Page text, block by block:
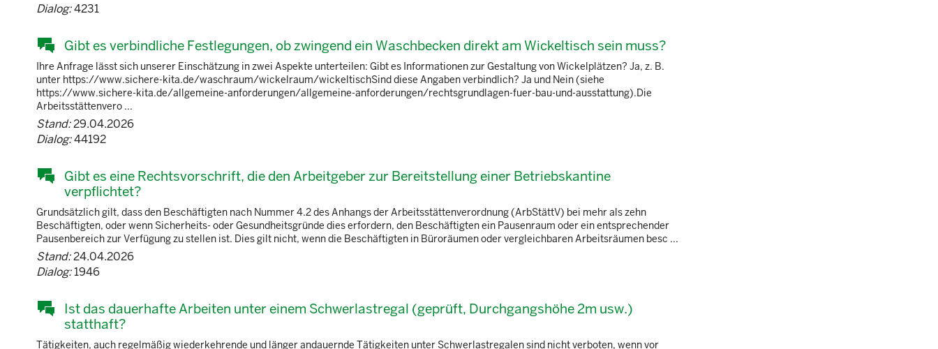
Dialog:4231
Gibt es verbindliche Festlegungen, ob zwingend ein Waschbecken direkt am Wickeltisch sein muss?
Ihre Anfrage lässt sich unserer Einschätzung in zwei Aspekte unterteilen: Gibt es Informationen zur Gestaltung von Wickelplätzen? Ja, z. B.
unter https://www.sichere-kita.de/waschraum/wickelraum/wickeltischSind diese Angaben verbindlich? Ja und Nein (siehe
https://www.sichere-kita.de/allgemeine-anforderungen/allgemeine-anforderungen/rechtsgrundlagen-fuer-bau-und-ausstattung).Die
Arbeitsstättenvero ...
Stand:29.04.2026
Dialog:44192
Gibt es eine Rechtsvorschrift, die den Arbeitgeber zur Bereitstellung einer Betriebskantine
verpflichtet?
Grundsätzlich gilt, dass den Beschäftigten nach Nummer 4.2 des Anhangs der Arbeitsstättenverordnung (ArbStättV) bei mehr als zehn
Beschäftigten, oder wenn Sicherheits- oder Gesundheitsgründe dies erfordern, den Beschäftigten ein Pausenraum oder ein entsprechender
Pausenbereich zur Verfügung zu stellen ist. Dies gilt nicht, wenn die Beschäftigten in Büroräumen oder vergleichbaren Arbeitsräumen besc ...
Stand:24.04.2026
Dialog:1946
Ist das dauerhafte Arbeiten unter einem Schwerlastregal (geprüft, Durchgangshöhe 2m usw.)
statthaft?
Tätigkeiten, auch regelmäßig wiederkehrende und länger andauernde Tätigkeiten unter Schwerlastregalen sind nicht verboten, wenn vor